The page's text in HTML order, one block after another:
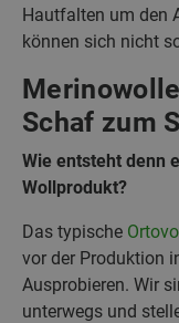
Hautfalten um den
können sich nicht
Schaf zum
Wie entsteht denn
Wollprodukt?
Das typische
vor der Produktion
Ausprobieren. Wir
unterwegs und